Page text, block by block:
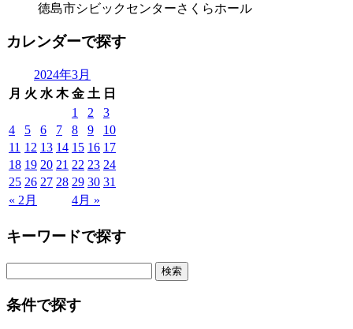
徳島市シビックセンターさくらホール
カレンダーで探す
2024年3月
月 火 水 木 金 土 日
« 2月 4月 »
1 2
3
4
5 6 7 8 9
10
11 12 13 14 15 16 17
18 19 20 21 22 23 24
25 26 27 28 29 30 31
キーワードで探す
条件で探す